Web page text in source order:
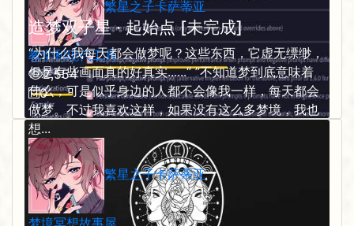
繁星之子卡萨蒂亚
教学和现代工具
2,554
0
造梦双子星 · 起始点 [未完成]
“为什么我每天都会做梦呢？这些东西，它虚无缥缈，
但是有些画面真的好真实......“ ”不知道梦到底意味着
什么，可是似乎身边的人都不会像我一样，每天都会
做梦。不过我喜欢这样，如果没有这么多梦境，我也
想...
繁星之子卡萨蒂亚
梦境冥想故事屋